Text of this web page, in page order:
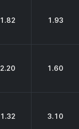
1.82 1.93
2.20 1.60
1.32 3.10